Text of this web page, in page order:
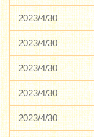
2023/4/30
2023/4/30
2023/4/30
2023/4/30
2023/4/30